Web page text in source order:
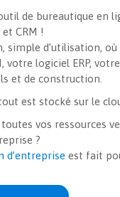
de bureautique en
CRM !
d’utilisation, où
votre logiciel ERP,
et de construction.
est stocké sur le
vos ressources
?
d’entreprise est fait